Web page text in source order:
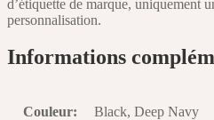
d’étiquette de marque, uniquement
personnalisation.
Informations
Couleur: Black, Deep Navy